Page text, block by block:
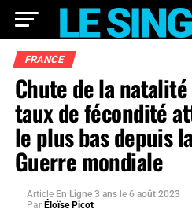
FRANCE
Chute de la
taux de fécondité
le plus bas depuis
Guerre mondiale
Article En Ligne 3 ans le 6 août 2023
Par Éloïse Picot